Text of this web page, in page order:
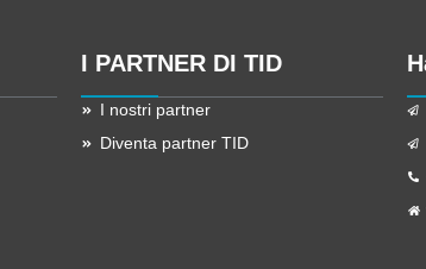
I PARTNER DI TID
I nostri partner
Diventa partner TID